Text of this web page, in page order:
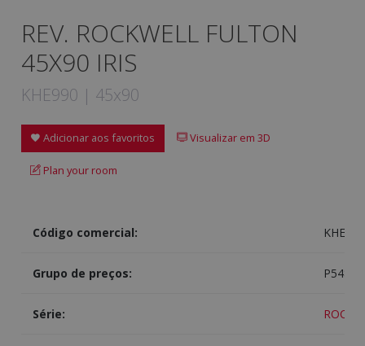
REV. ROCKWELL FULTON
45X90 IRIS
KHE990 | 45x90
Adicionar aos favoritos Visualizar em 3D
Plan your room
Código comercial: KHE990
Grupo de preços: P548
Série: